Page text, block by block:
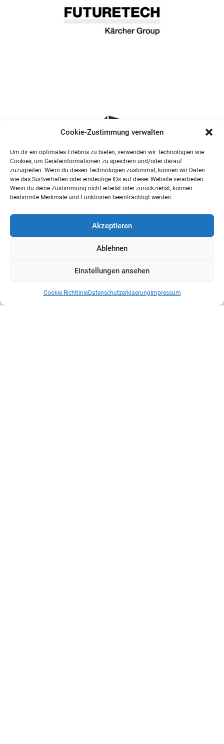
Cookie-Zustimmung verwalten
Um dir ein optimales Erlebnis zu bieten, verwenden wir Technologien wie
Cookies, um Geräteinformationen zu speichern und/oder darauf
zuzugreifen. Wenn du diesen Technologien zustimmst, können wir Daten
wie das Surfverhalten oder eindeutige IDs auf dieser Website verarbeiten.
Wenn du deine Zustimmung nicht erteilst oder zurückziehst, können
bestimmte Merkmale und Funktionen beeinträchtigt werden.
Akzeptieren
Ablehnen
Einstellungen ansehen
Cookie-RichtlinieDatenschutzerklaerung Impressum